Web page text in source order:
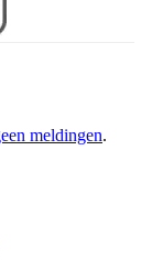
meldingen.